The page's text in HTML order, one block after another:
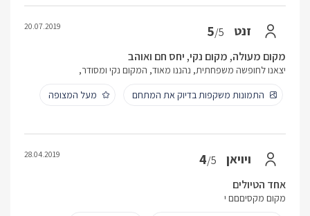
זנט 5/5
20.07.2019
מקום מעולה, מקום נקי, יחס חם ואוהב
יצאנו לחופשה משפחתית, נהננו מאוד, המקום נקי ומסודר,
התמונות משקפות בדיוק את המתחם
מעל המצופה
ויויאן 4/5
28.04.2019
אחד הטיולים
מקום מקסיםםם י